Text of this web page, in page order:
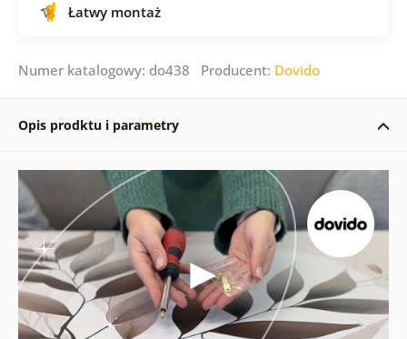
Łatwy montaż
Numer katalogowy: do438 Producent: Dovido
Opis prodktu i parametry